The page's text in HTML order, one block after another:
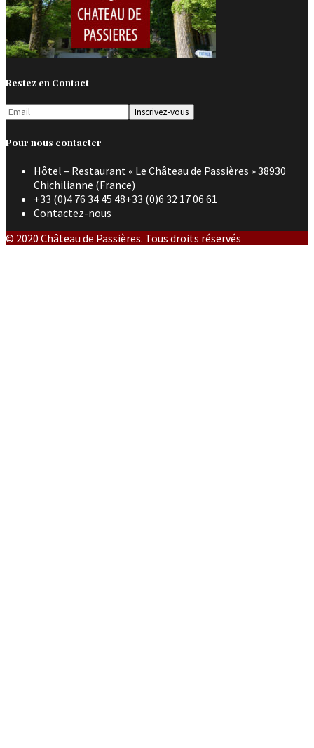
Restez en Contact
Pour nous contacter
Hôtel – Restaurant « Le Château de Passières » 38930
Chichilianne (France)
+33 (0)4 76 34 45 48+33 (0)6 32 17 06 61
Contactez-nous
© 2020 Château de Passières. Tous droits réservés